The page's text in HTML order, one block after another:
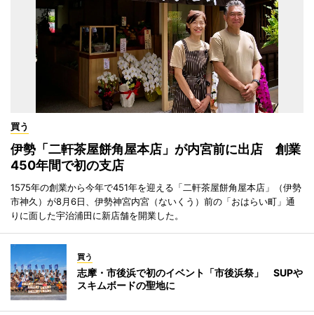
買う
伊勢「二軒茶屋餅角屋本店」が内宮前に出店 創業
450年間で初の支店
1575年の創業から今年で451年を迎える「二軒茶屋餅角屋本店」（伊勢
市神久）が8月6日、伊勢神宮内宮（ないくう）前の「おはらい町」通
りに面した宇治浦田に新店舗を開業した。
買う
志摩・市後浜で初のイベント「市後浜祭」 SUPや
スキムボードの聖地に